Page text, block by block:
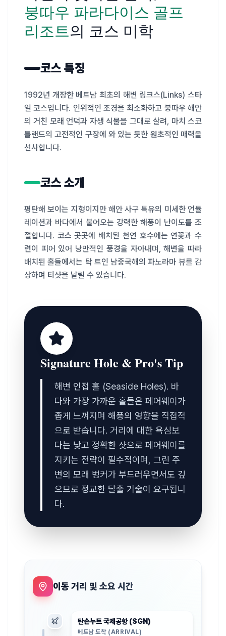
붕따우 파라다이스 골프
리조트의 코스 미학
코스 특징
1992년 개장한 베트남 최초의 해변 링크스(Links) 스타
일 코스입니다. 인위적인 조경을 최소화하고 붕따우 해안
의 거친 모래 언덕과 자생 식물을 그대로 살려, 마치 스코
틀랜드의 고전적인 구장에 와 있는 듯한 원초적인 매력을
선사합니다.
코스 소개
평탄해 보이는 지형이지만 해안 사구 특유의 미세한 언듈
레이션과 바다에서 불어오는 강력한 해풍이 난이도를 조
절합니다. 코스 곳곳에 배치된 천연 호수에는 연꽃과 수
련이 피어 있어 낭만적인 풍경을 자아내며, 해변을 따라
배치된 홀들에서는 탁 트인 남중국해의 파노라마 뷰를 감
상하며 티샷을 날릴 수 있습니다.
Signature Hole & Pro's Tip
해변 인접 홀 (Seaside Holes). 바
다와 가장 가까운 홀들은 페어웨이가
좁게 느껴지며 해풍의 영향을 직접적
으로 받습니다. 거리에 대한 욕심보
다는 낮고 정확한 샷으로 페어웨이를
지키는 전략이 필수적이며, 그린 주
변의 모래 벙커가 부드러우면서도 깊
으므로 정교한 탈출 기술이 요구됩니
다.
이동 거리 및 소요 시간
탄손누트 국제공항 (SGN)
베트남 도착 (ARRIVAL)